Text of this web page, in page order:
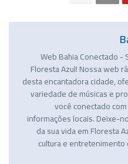
Web Bahia Conectado -
Floresta Azul! Nossa web
desta encantadora cidade,
variedade de músicas e
você conectado
informações locais. Deixe-
da sua vida em Floresta
cultura e